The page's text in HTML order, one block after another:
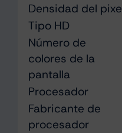
Densidad del
Tipo HD
Número de
colores de la
pantalla
Procesador
Fabricante de
procesador